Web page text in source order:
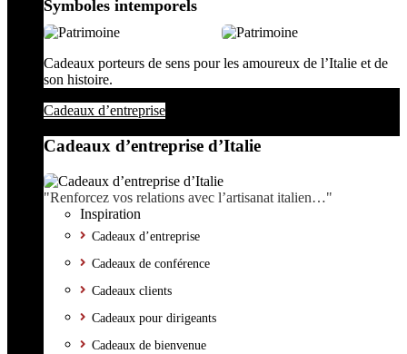
Symboles intemporels
Cadeaux porteurs de sens pour les amoureux de l’Italie et de
son histoire.
Cadeaux d’entreprise
Cadeaux d’entreprise d’Italie
"Renforcez vos relations avec l’artisanat italien…"
Inspiration
Cadeaux d’entreprise
Cadeaux de conférence
Cadeaux clients
Cadeaux pour dirigeants
Cadeaux de bienvenue